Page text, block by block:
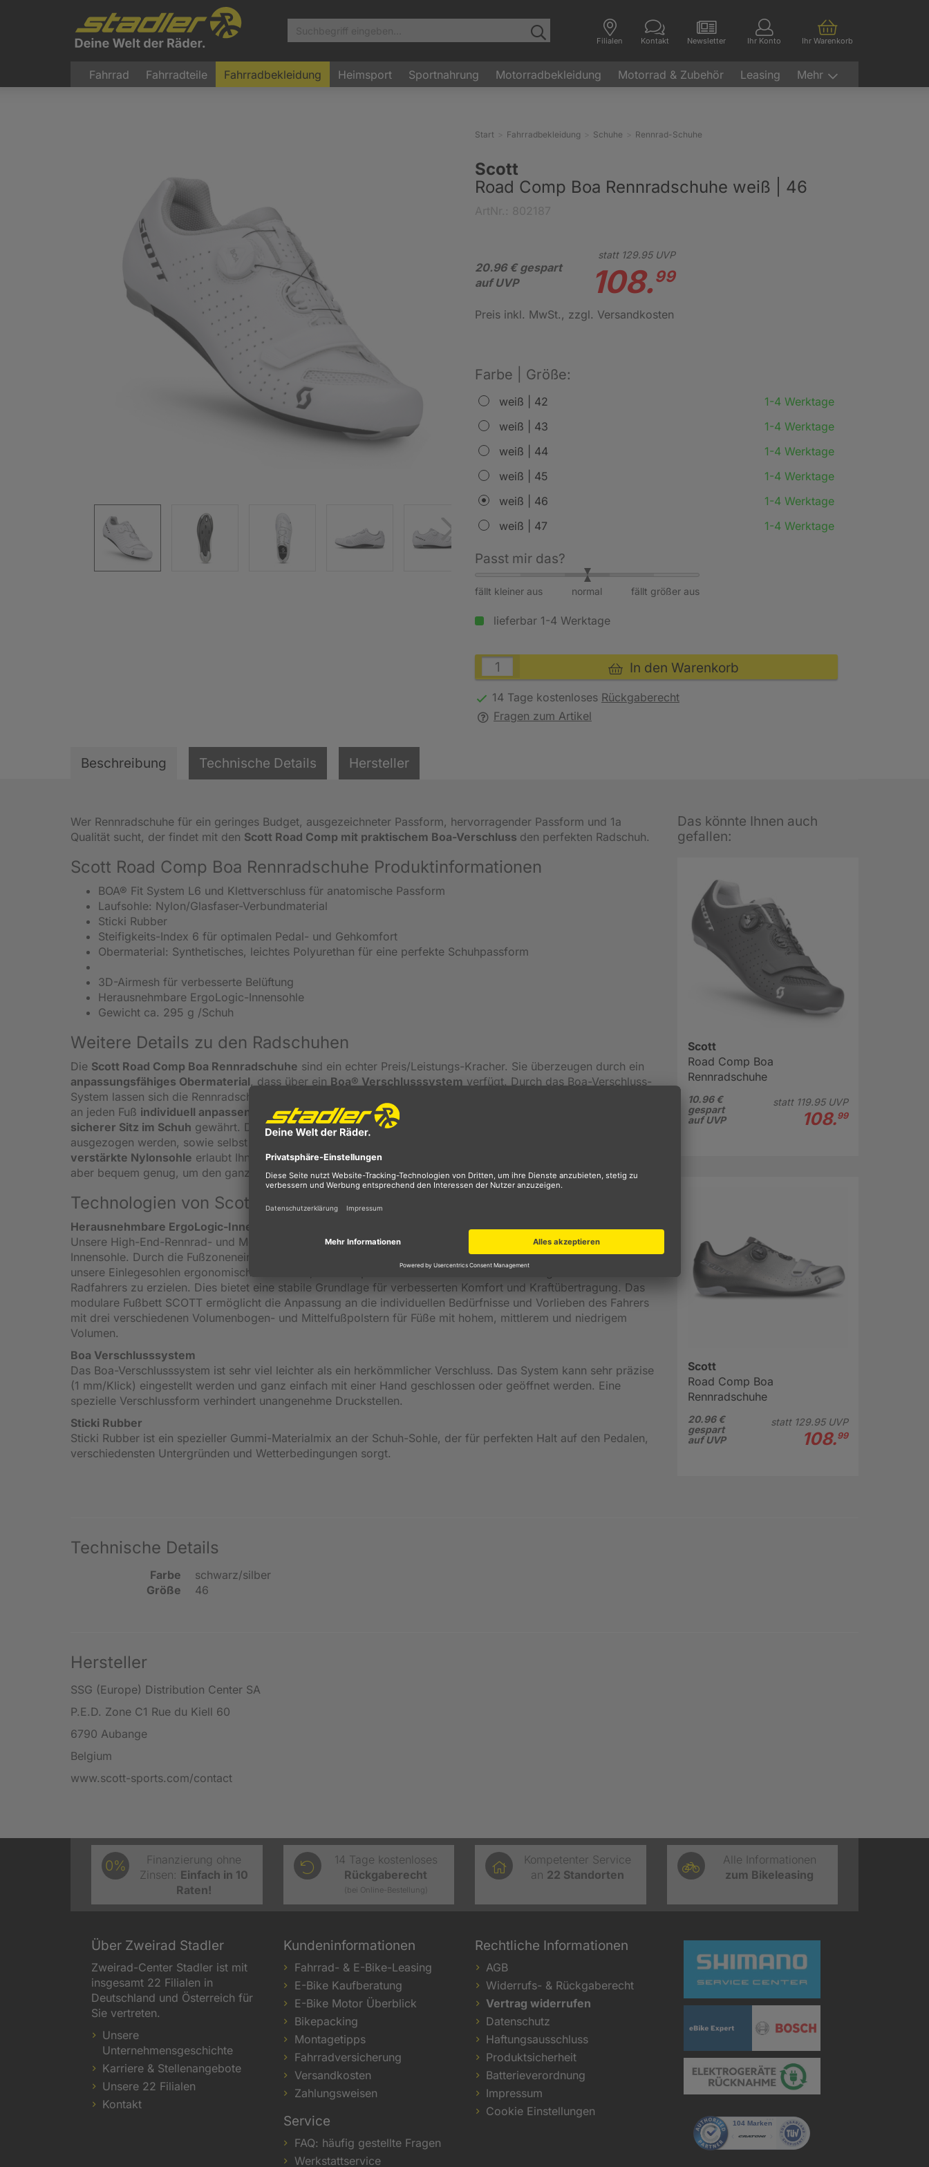
Filialen Kontakt Newsletter Ihr Konto Ihr Warenkorb
Fahrrad Fahrradteile Fahrradbekleidung Heimsport Sportnahrung Motorradbekleidung Motorrad & Zubehör Leasing Mehr
Start Fahrradbekleidung Schuhe Rennrad-Schuhe
Scott
Road Comp Boa Rennradschuhe weiß | 46
20.96 € gespart
auf UVP
statt 129.95UVP
108.99
Preis inkl. MwSt., zzgl. Versandkosten
Farbe | Größe:
weiß | 42
1-4 Werktage
weiß | 43
1-4 Werktage
weiß | 44
1-4 Werktage
weiß | 45
1-4 Werktage
weiß | 46
1-4 Werktage
weiß | 47
1-4 Werktage
Passt mir das?
fällt kleiner aus fällt größer aus
normal
lieferbar 1-4 Werktage
In den Warenkorb
14 Tage kostenloses Rückgaberecht
Fragen zum Artikel
Beschreibung Technische Details Hersteller
Wer Rennradschuhe für ein geringes Budget, ausgezeichneter Passform, hervorragender Passform und 1a
Qualität sucht, der findet mit den Scott Road Comp mit praktischem Boa-Verschluss den perfekten Radschuh.
Scott Road Comp Boa Rennradschuhe Produktinformationen
BOA® Fit System L6 und Klettverschluss für anatomische Passform
Laufsohle: Nylon/Glasfaser-Verbundmaterial
Sticki Rubber
Steifigkeits-Index 6 für optimalen Pedal- und Gehkomfort
Obermaterial: Synthetisches, leichtes Polyurethan für eine perfekte Schuhpassform
3D-Airmesh für verbesserte Belüftung
Herausnehmbare ErgoLogic-Innensohle
Gewicht ca. 295 g /Schuh
Weitere Details zu den Radschuhen
Die Scott Road Comp Boa Rennradschuhe sind ein echter Preis/Leistungs-Kracher. Sie überzeugen durch ein
anpassungsfähiges Obermaterial, dass über ein Boa® Verschlusssystem verfügt. Durch das Boa-Verschluss-
System lassen sich die Rennradschuhe Schritt für Schritt mit einem Drehrad, das sich seitlich am Schuh befindet,
an jeden Fuß individuell anpassen . In Kombination mit dem Klettriemen wird Ihnen somit ein
sicherer Sitz im Schuh gewährt. Dank der simplen Handhabung können die Schuhe blitzschnell an- und
ausgezogen werden, sowie selbst während der Fahrt bei Bedarf korrigiert werden. Die durch
verstärkte Nylonsohle erlaubt Ihnen eineeinwandfreie Kraftübertragung
aber bequem genug, um den ganzen Tag damit unterwegs zu sein.
Technologien von Scott
Herausnehmbare ErgoLogic-Innensohle
Unsere High-End-Rennrad- und Mountainbike-Schuhe verfügen alle über eine anatomisch geformte, verstellbare
Innensohle. Durch die Fußzoneneinteilung können wir die anatomische Form des Fußes berücksichtigen und
unsere Einlegesohlen ergonomisch vorformen, um eine perfekte Passform zur Unterstützung des Fußes des
Radfahrers zu erzielen. Dies bietet eine stabile Grundlage für verbesserten Komfort und Kraftübertragung. Das
modulare Fußbett SCOTT ermöglicht die Anpassung an die individuellen Bedürfnisse und Vorlieben des Fahrers
mit drei verschiedenen Volumenbogen- und Mittelfußpolstern für Füße mit hohem, mittlerem und niedrigem
Volumen.
Boa Verschlusssystem
Das Boa-Verschlusssystem ist sehr viel leichter als ein herkömmlicher Verschluss. Das System kann sehr präzise
(1 mm/Klick) eingestellt werden und ganz einfach mit einer Hand geschlossen oder geöffnet werden. Eine
spezielle Verschlussform verhindert unangenehme Druckstellen.
Sticki Rubber
Sticki Rubber ist ein spezieller Gummi-Materialmix an der Schuh-Sohle, der für perfekten Halt auf den Pedalen,
verschiedensten Untergründen und Wetterbedingungen sorgt.
Das könnte Ihnen auch
gefallen:
Scott
Road Comp Boa
Rennradschuhe
10.96 €
gespart
auf UVP
statt 119.95UVP
108.99
Scott
Road Comp Boa
Rennradschuhe
20.96 €
gespart
auf UVP
statt 129.95UVP
108.99
Technische Details
Farbe
schwarz/silber
Größe
46
Hersteller
SSG (Europe) Distribution Center SA
P.E.D. Zone C1 Rue du Kiell 60
6790 Aubange
Belgium
www.scott-sports.com/contact
0%
Finanzierung ohne
Zinsen: Einfach in 10
Raten!
14 Tage kostenloses
Rückgaberecht
(bei Online-Bestellung)
Kompetenter Service
an 22 Standorten
Alle Informationen
zum Bikeleasing
Über Zweirad Stadler
Zweirad-Center Stadler ist mit
insgesamt 22 Filialen in
Deutschland und Österreich für
Sie vertreten.
Unsere
Unternehmensgeschichte
Karriere & Stellenangebote
Unsere 22 Filialen
Kontakt
Kundeninformationen
Fahrrad- & E-Bike-Leasing
E-Bike Kaufberatung
E-Bike Motor Überblick
Bikepacking
Montagetipps
Fahrradversicherung
Versandkosten
Zahlungsweisen
Service
FAQ: häufig gestellte Fragen
Werkstattservice
Rechtliche Informationen
AGB
Widerrufs- & Rückgaberecht
Vertrag widerrufen
Datenschutz
Haftungsausschluss
Produktsicherheit
Batterieverordnung
Impressum
Cookie Einstellungen